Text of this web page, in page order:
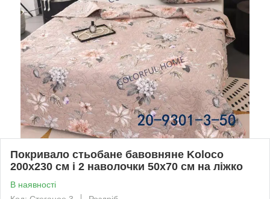
Покривало стьобане бавовняне Koloco
200x230 см і 2 наволочки 50х70 см на ліжко
В наявності